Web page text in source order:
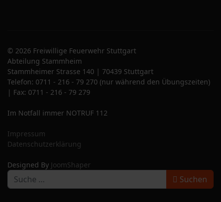
© 2026 Freiwillige Feuerwehr Stuttgart
Abteilung Stammheim
Stammheimer Strasse 140 | 70439 Stuttgart
Telefon: 0711 - 216 - 79 270 (nur während den Übungszeiten)
| Fax: 0711 - 216 - 79 279
Im Notfall immer NOTRUF 112
Impressum
Datenschutzerklärung
Designed By JoomShaper
Suchen